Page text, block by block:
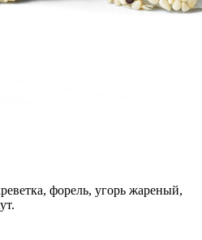
форель, угорь жареный,